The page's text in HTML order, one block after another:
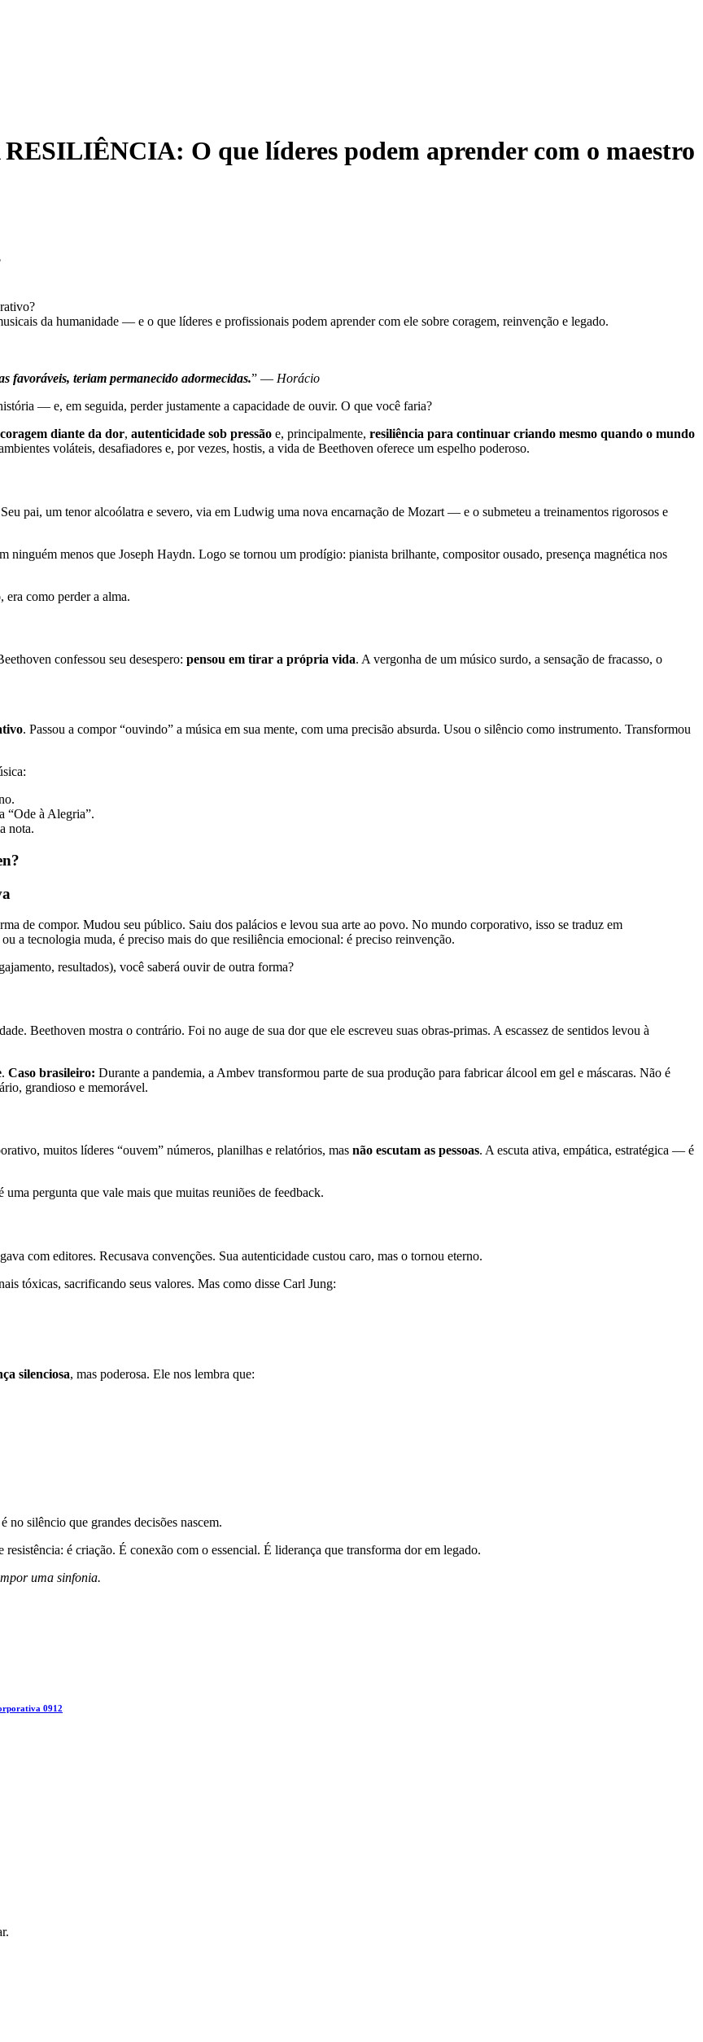
O que líderes podem aprender com o maestro
da humanidade — e o que líderes e profissionais podem aprender com ele sobre coragem, reinvenção e legado.
favoráveis, teriam permanecido adormecidas.” — Horácio
— e, em seguida, perder justamente a capacidade de ouvir. O que você faria?
coragem diante da dor, autenticidade sob pressão e, principalmente, resiliência para continuar criando mesmo quando o mundo
voláteis, desafiadores e, por vezes, hostis, a vida de Beethoven oferece um espelho poderoso.
pai, um tenor alcoólatra e severo, via em Ludwig uma nova encarnação de Mozart — e o submeteu a treinamentos rigorosos e
menos que Joseph Haydn. Logo se tornou um prodígio: pianista brilhante, compositor ousado, presença magnética nos
era como perder a alma.
confessou seu desespero: pensou em tirar a própria vida. A vergonha de um músico surdo, a sensação de fracasso, o
. Passou a compor “ouvindo” a música em sua mente, com uma precisão absurda. Usou o silêncio como instrumento. Transformou
“Ode à Alegria”.
nota.
de compor. Mudou seu público. Saiu dos palácios e levou sua arte ao povo. No mundo corporativo, isso se traduz em
a tecnologia muda, é preciso mais do que resiliência emocional: é preciso reinvenção.
resultados), você saberá ouvir de outra forma?
Beethoven mostra o contrário. Foi no auge de sua dor que ele escreveu suas obras-primas. A escassez de sentidos levou à
. Caso brasileiro: Durante a pandemia, a Ambev transformou parte de sua produção para fabricar álcool em gel e máscaras. Não é
grandioso e memorável.
muitos líderes “ouvem” números, planilhas e relatórios, mas não escutam as pessoas. A escuta ativa, empática, estratégica — é
uma pergunta que vale mais que muitas reuniões de feedback.
com editores. Recusava convenções. Sua autenticidade custou caro, mas o tornou eterno.
tóxicas, sacrificando seus valores. Mas como disse Carl Jung:
silenciosa, mas poderosa. Ele nos lembra que:
silêncio que grandes decisões nascem.
é criação. É conexão com o essencial. É liderança que transforma dor em legado.
uma sinfonia.
0912